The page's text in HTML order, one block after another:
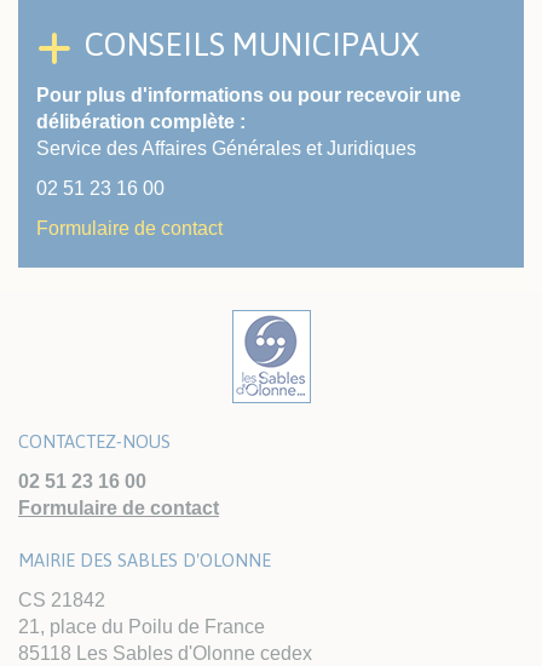
CONSEILS MUNICIPAUX
Pour plus d'informations ou pour recevoir une
délibération complète :
Service des Affaires Générales et Juridiques
02 51 23 16 00
Formulaire de contact
CONTACTEZ-NOUS
02 51 23 16 00
Formulaire de contact
MAIRIE DES SABLES D'OLONNE
CS 21842
21, place du Poilu de France
85118 Les Sables d'Olonne cedex